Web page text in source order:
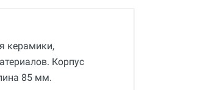
керамики,
Корпус
85 мм.